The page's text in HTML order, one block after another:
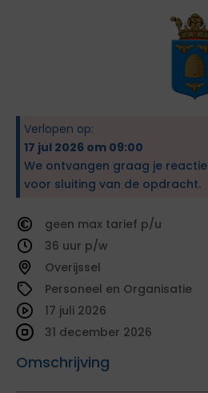
Verlopen op:
17 jul 2026 om 09:00
We ontvangen graag je reactie
voor sluiting van de opdracht.
geen
tarief
36
Overijssel
Personeel en Organisatie
Omschrijving
17 juli 2026
31 december 2026